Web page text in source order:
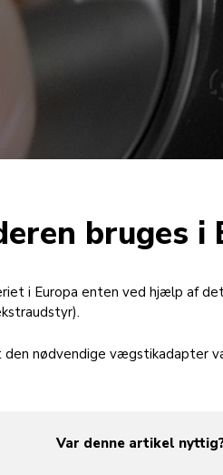
bruges i
i Europa enten ved hjælp af
nødvendige vægstikadapter
Var denne artikel
yes
no